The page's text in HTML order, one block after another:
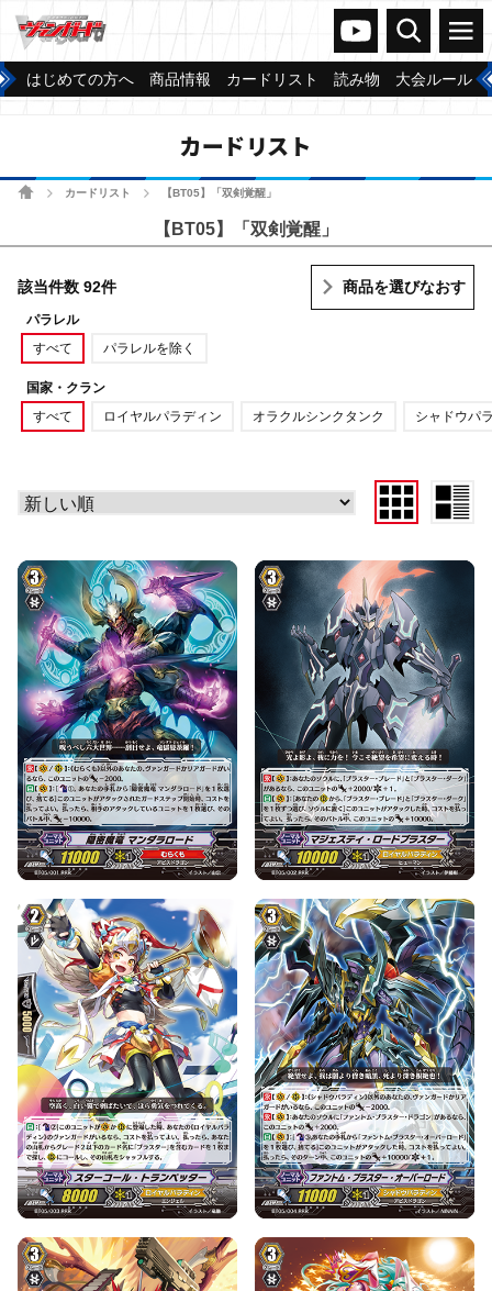
ヴァンガードch
検索 メニュー
はじめての方へ 商品情報 カードリスト 読み物 大会ルール
カードリスト
ホームカードリスト 【BT05】「双剣覚醒」
【BT05】「双剣覚醒」
該当件数 92件 商品を選びなおす
パラレル
すべて
パラレルを除く
国家・クラン
すべて
ロイヤルパラディン オラクルシンクタンク シャドウパ